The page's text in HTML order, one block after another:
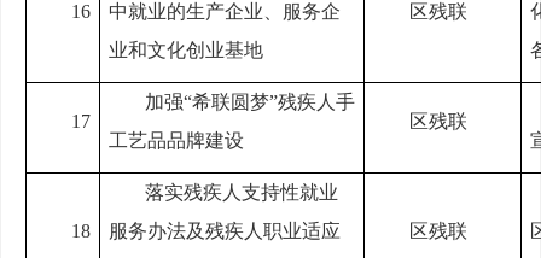
16
中就业的生产企业、服务企
业和文化创业基地
区残联
17
加强“希联圆梦”残疾人手
工艺品品牌建设
区残联
18
落实残疾人支持性就业
服务办法及残疾人职业适应
区残联